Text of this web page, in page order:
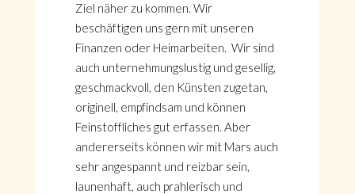
Ziel näher zu kommen. Wir
beschäftigen uns gern mit unseren
Finanzen oder Heimarbeiten. Wir sind
auch unternehmungslustig und gesellig,
geschmackvoll, den Künsten zugetan,
originell, empfindsam und können
Feinstoffliches gut erfassen. Aber
andererseits können wir mit Mars auch
sehr angespannt und reizbar sein,
launenhaft, auch prahlerisch und